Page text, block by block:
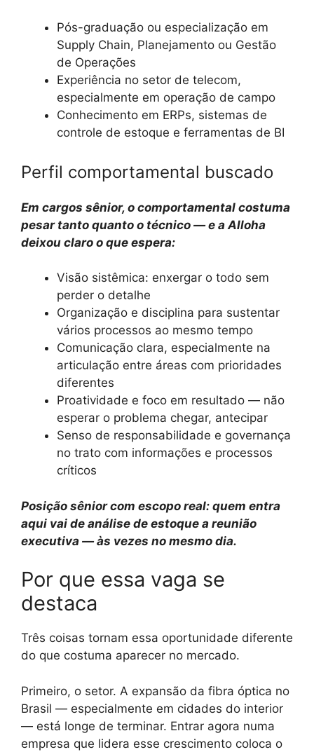
Pós-graduação ou especialização em
Supply Chain, Planejamento ou Gestão
de Operações
Experiência no setor de telecom,
especialmente em operação de campo
Conhecimento em ERPs, sistemas de
controle de estoque e ferramentas de BI
Perfil comportamental buscado
Em cargos sênior, o comportamental costuma
pesar tanto quanto o técnico — e a Alloha
deixou claro o que espera:
Visão sistêmica: enxergar o todo sem
perder o detalhe
Organização e disciplina para sustentar
vários processos ao mesmo tempo
Comunicação clara, especialmente na
articulação entre áreas com prioridades
diferentes
Proatividade e foco em resultado — não
esperar o problema chegar, antecipar
Senso de responsabilidade e governança
no trato com informações e processos
críticos
Posição sênior com escopo real: quem entra
aqui vai de análise de estoque a reunião
executiva — às vezes no mesmo dia.
Por que essa vaga se
destaca
Três coisas tornam essa oportunidade diferente
do que costuma aparecer no mercado.
Primeiro, o setor. A expansão da fibra óptica no
Brasil — especialmente em cidades do interior
— está longe de terminar. Entrar agora numa
empresa que lidera esse crescimento coloca o